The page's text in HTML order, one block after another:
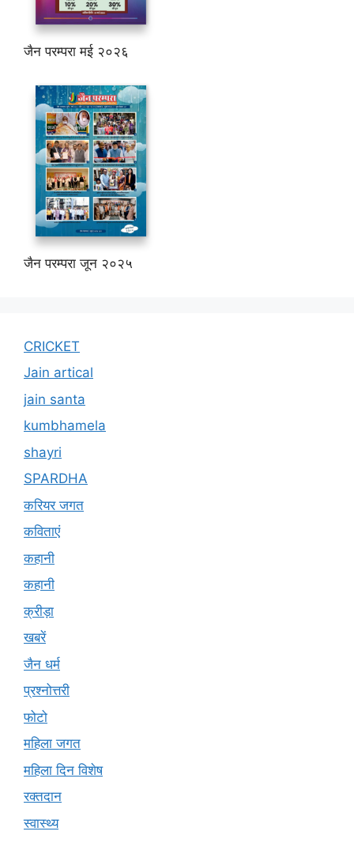
जैन परम्परा मई २०२६
जैन परम्परा जून २०२५
CRICKET
Jain artical
jain santa
kumbhamela
shayri
SPARDHA
करियर जगत
कविताएं
कहानी
कहानी
क्रीड़ा
खबरें
जैन धर्म
प्रश्नोत्तरी
फोटो
महिला जगत
महिला दिन विशेष
रक्तदान
स्वास्थ्य